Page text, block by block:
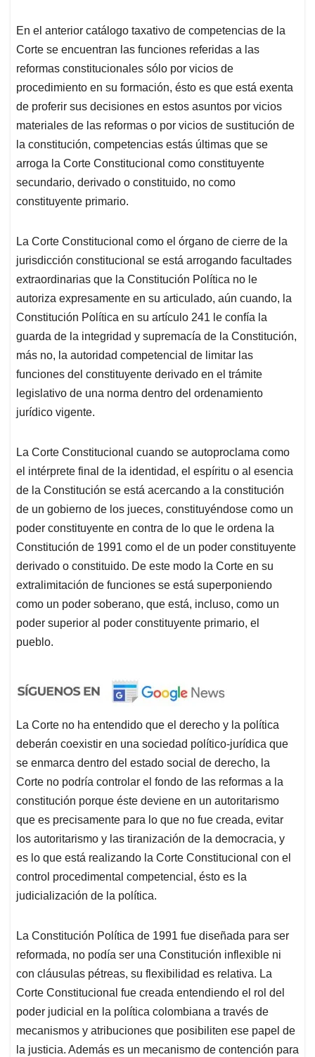
En el anterior catálogo taxativo de competencias de la
Corte se encuentran las funciones referidas a las
reformas constitucionales sólo por vicios de
procedimiento en su formación, ésto es que está exenta
de proferir sus decisiones en estos asuntos por vicios
materiales de las reformas o por vicios de sustitución de
la constitución, competencias estás últimas que se
arroga la Corte Constitucional como constituyente
secundario, derivado o constituido, no como
constituyente primario.
La Corte Constitucional como el órgano de cierre de la
jurisdicción constitucional se está arrogando facultades
extraordinarias que la Constitución Política no le
autoriza expresamente en su articulado, aún cuando, la
Constitución Política en su artículo 241 le confía la
guarda de la integridad y supremacía de la Constitución,
más no, la autoridad competencial de limitar las
funciones del constituyente derivado en el trámite
legislativo de una norma dentro del ordenamiento
jurídico vigente.
La Corte Constitucional cuando se autoproclama como
el intérprete final de la identidad, el espíritu o al esencia
de la Constitución se está acercando a la constitución
de un gobierno de los jueces, constituyéndose como un
poder constituyente en contra de lo que le ordena la
Constitución de 1991 como el de un poder constituyente
derivado o constituido. De este modo la Corte en su
extralimitación de funciones se está superponiendo
como un poder soberano, que está, incluso, como un
poder superior al poder constituyente primario, el
pueblo.
La Corte no ha entendido que el derecho y la política
deberán coexistir en una sociedad político-jurídica que
se enmarca dentro del estado social de derecho, la
Corte no podría controlar el fondo de las reformas a la
constitución porque éste deviene en un autoritarismo
que es precisamente para lo que no fue creada, evitar
los autoritarismo y las tiranización de la democracia, y
es lo que está realizando la Corte Constitucional con el
control procedimental competencial, ésto es la
judicialización de la política.
La Constitución Política de 1991 fue diseñada para ser
reformada, no podía ser una Constitución inflexible ni
con cláusulas pétreas, su flexibilidad es relativa. La
Corte Constitucional fue creada entendiendo el rol del
poder judicial en la política colombiana a través de
mecanismos y atribuciones que posibiliten ese papel de
la justicia. Además es un mecanismo de contención para